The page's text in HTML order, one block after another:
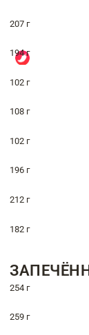
207 г
194 г
102 г
108 г
102 г
196 г
212 г
182 г
254 г
259 г